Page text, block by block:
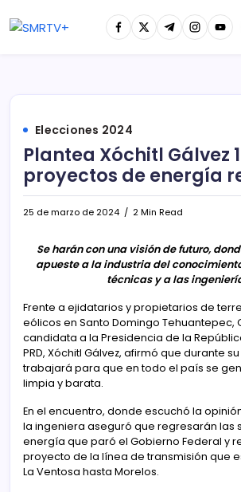
Elecciones 2024
Plantea Xóchitl Gálvez
proyectos de energía
25 de marzo de 2024 2 Min Read
Se harán con una visión de futuro,
apueste a la industria del
técnicas y a las
Frente a ejidatarios y propietarios de
eólicos en Santo Domingo Tehuantepec,
candidata a la Presidencia de la
PRD, Xóchitl Gálvez, afirmó que durante
trabajará para que en todo el país se
limpia y barata.
En el encuentro, donde escuchó la
la ingeniera aseguró que regresarán las
energía que paró el Gobierno Federal y
proyecto de la línea de transmisión que
La Ventosa hasta Morelos.